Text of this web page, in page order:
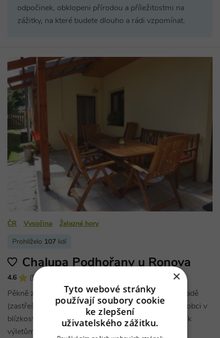
odpočinek, obklopeni přírodou a příležitostmi na
zážitky, na které budete dlouho a rádi vzpomínat.
ČR Vysočina Železné hory
Prohlíželo 107 lidí
Chalupa Podhořany u Ronova
4.6 (5 hodnocení
Pěkně zařízená chalupa k pronájmu v oplocené zahradě
(zastřešená terasa s posezením, vířivka, gril) v malé obci v
blízkosti CHKO Železné hory a s mnoha možnostmi k
výletům (přehrada Seč, zámek Žleby).
×
Tyto webové stránky
používají soubory cookie
ke zlepšení
uživatelského zážitku.